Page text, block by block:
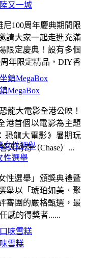
MegaBox
龍大電影全港公映！
港首個以電影為主題
恐龍大電影》暑期玩
犬阿奇（Chase）...
雪糕
又一城
100周年慶典期間限
請大家一起走進充滿
限定慶典！設有多個
年限定精品，DIY香
性選舉
性選舉」頒獎典禮暨
舉以「琥珀如美．聚
審團的嚴格甄選，最
感的得獎者......